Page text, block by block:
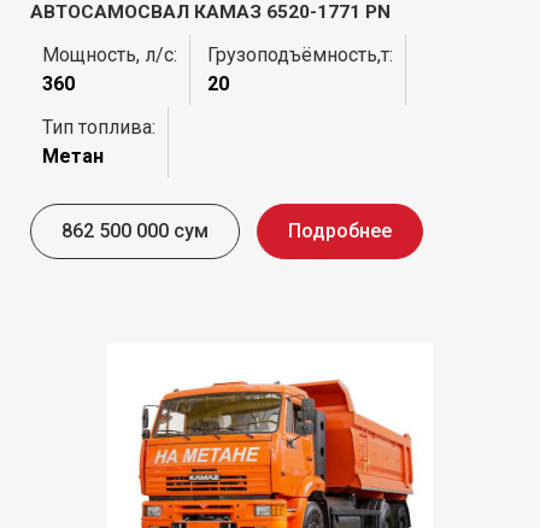
АВТОСАМОСВАЛ КАМАЗ 6520-1771 PN
Мощность, л/с:
360
Грузоподъёмность,т:
20
Тип топлива:
Метан
862 500 000 сум Подробнее